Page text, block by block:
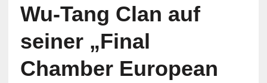
Wu-Tang Clan auf
seiner „Final
Chamber European